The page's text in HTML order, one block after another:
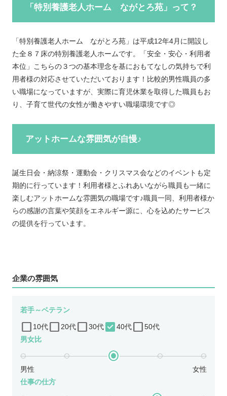
「特別養護老人ホーム ながとろ苑」って？
「特別養護老人ホーム ながとろ苑」は平成12年4月に開設し
た全８７床の特別養護老人ホームです。「安全・安心・利用者
本位」
こちらの３つの基本理念を基におもてなしの気持ちで利
用者様の対応させていただいております！ 比較的男性職員の多
い職場になっていますが、実際に育児休業を取得した職員もお
り、子育て世代の女性が働きやすい職場環境です◎
アットホームな雰囲気が自慢♪
誕生日会・納涼祭・運動会・クリスマス会などのイベントも定
期的に行っています！利用者様とふれあいながら職員も一緒に
楽しむアットホームな雰囲気の職場です♪職員一同、利用者様か
らの感謝の言葉や笑顔をエネルギー源に、心を込めたサービス
の提供を行っています。
企業の雰囲気
若手～ベテラン
10代 20代 30代 40代
50代
男女比
男性
女性
仕事の仕方